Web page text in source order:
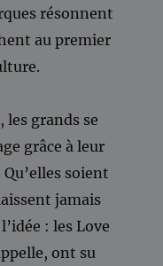
résonnent
au premier
les grands se
grâce à leur
soient
jamais
: les Love
ont su